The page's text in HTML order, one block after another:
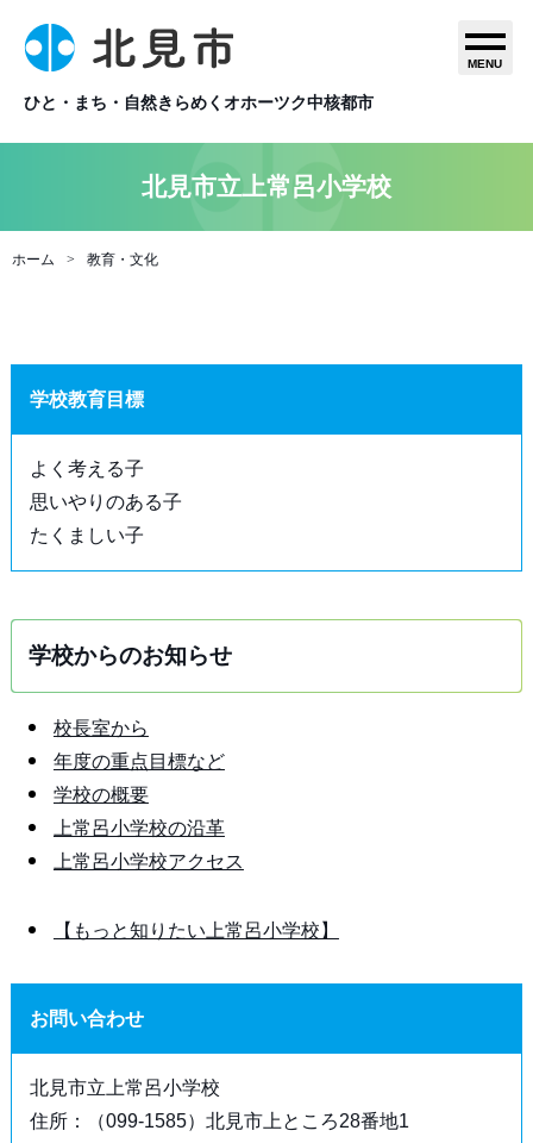
ひと・まち・自然きらめくオホーツク中核都市
MENU
北見市立上常呂小学校
ホーム 教育・文化
学校教育目標
よく考える子
思いやりのある子
たくましい子
学校からのお知らせ
校長室から
年度の重点目標など
学校の概要
上常呂小学校の沿革
上常呂小学校アクセス
【もっと知りたい上常呂小学校】
お問い合わせ
北見市立上常呂小学校
住所：（099-1585）北見市上ところ28番地1